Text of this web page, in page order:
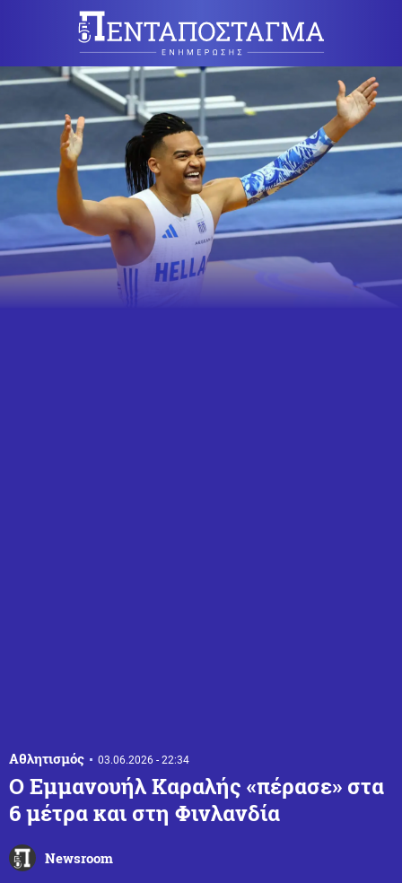
Αθλητισμός 03.06.2026 - 22:34
Ο Εμμανουήλ Καραλής «πέρασε» στα
6 μέτρα και στη Φινλανδία
Newsroom